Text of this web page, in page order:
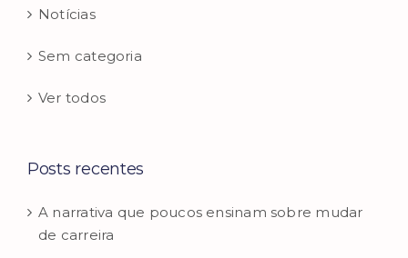
Notícias
Sem categoria
Ver todos
Posts recentes
A narrativa que poucos ensinam sobre mudar
de carreira